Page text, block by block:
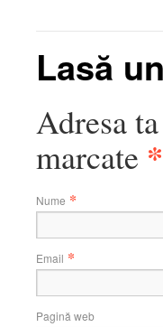
Lasă
Adresa
marcate *
Nume *
Email *
Pagină web